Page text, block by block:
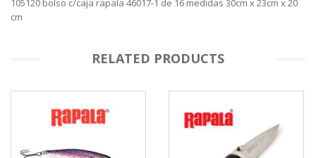
105120 bolso c/caja rapala 46017-1 de 16 medidas 30cm x 23cm x 20
cm
RELATED PRODUCTS